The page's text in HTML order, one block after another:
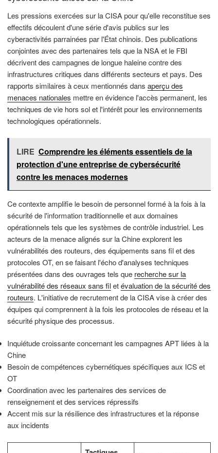
Les pressions exercées sur la CISA pour qu'elle reconstitue ses
effectifs découlent d'une série d'avis publics sur les
cyberactivités parrainées par l'État chinois. Des publications
conjointes avec des partenaires tels que la NSA et le FBI
décrivent des campagnes de longue haleine contre des
infrastructures critiques dans différents secteurs et pays. Des
rapports similaires à ceux mentionnés dans aperçu des
menaces nationales mettre en évidence l'accès permanent, les
techniques de vie hors sol et l'intérêt pour les environnements
technologiques opérationnels.
LIRE Comprendre les éléments essentiels de la
protection d'une entreprise de cybersécurité
contre les menaces modernes
Ce contexte amplifie le besoin de personnel formé à la fois à la
sécurité de l'information traditionnelle et aux domaines
opérationnels tels que les systèmes de contrôle industriel. Les
acteurs de la menace alignés sur la Chine explorent les
vulnérabilités des routeurs, des équipements sans fil et des
protocoles OT, en se faisant l'écho d'analyses techniques
présentées dans des ouvrages tels que recherche sur la
vulnérabilité des réseaux sans filetévaluation de la sécurité des
routeurs. L'initiative de recrutement de la CISA vise à créer des
équipes qui comprennent à la fois les protocoles de réseau et la
sécurité physique des processus.
Inquiétude croissante concernant les campagnes APT liées à la
Chine
Besoin de compétences cybernétiques spécifiques aux ICS et
OT
Coordination avec les partenaires des services de
renseignement et des services répressifs
Accent mis sur la résilience des infrastructures et la réponse
aux incidents